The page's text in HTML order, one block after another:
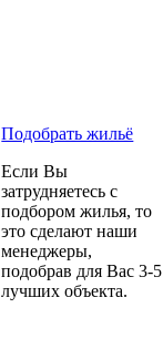
Подобрать жильё
Если Вы
затрудняетесь с
подбором жилья, то
это сделают наши
менеджеры,
подобрав для Вас 3-5
лучших объекта.